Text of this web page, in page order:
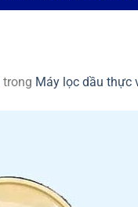
trong Máy lọc dầu thực